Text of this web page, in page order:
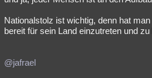
Nationalstolz ist wichtig, denn hat
bereit für sein Land einzutreten und
@jafrael